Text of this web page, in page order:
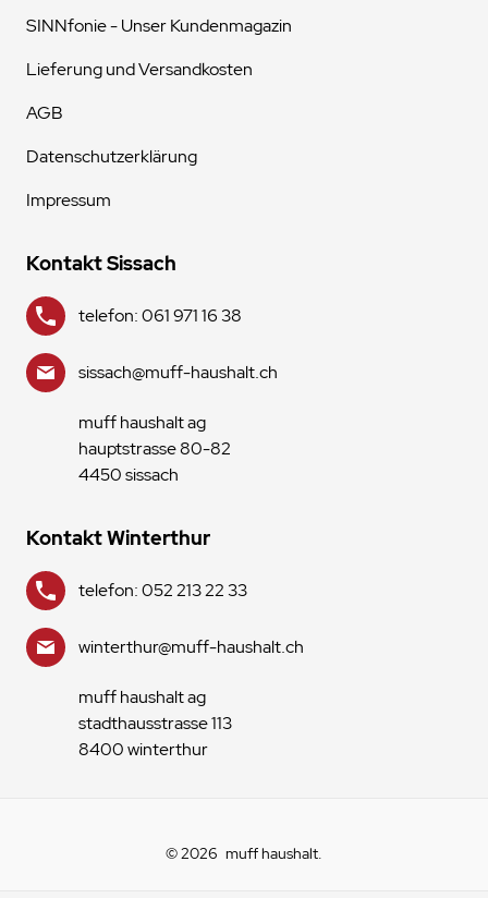
SINNfonie - Unser Kundenmagazin
Lieferung und Versandkosten
AGB
Datenschutzerklärung
Impressum
Kontakt Sissach
telefon: 061 971 16 38
sissach@muff-haushalt.ch
muff haushalt ag
hauptstrasse 80-82
4450 sissach
Kontakt Winterthur
telefon: 052 213 22 33
winterthur@muff-haushalt.ch
muff haushalt ag
stadthausstrasse 113
8400 winterthur
© 2026 muff haushalt.